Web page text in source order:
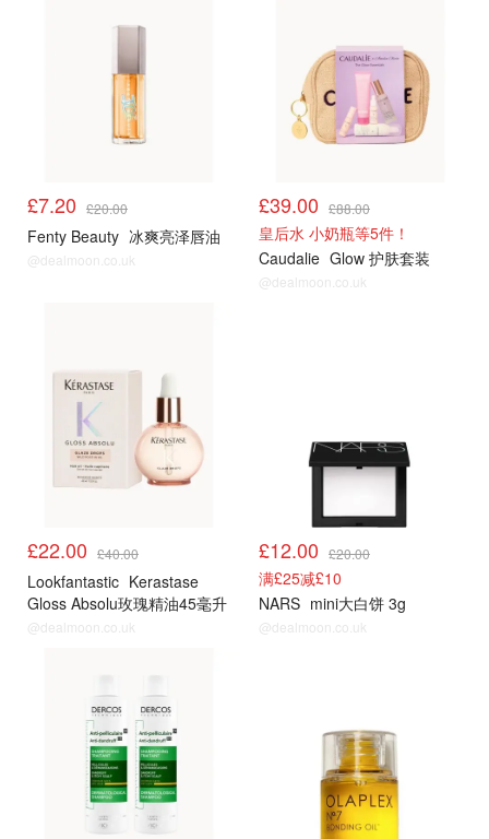
£7.20 £20.00
Fenty Beauty 冰爽亮泽唇油
@dealmoon.co.uk
£39.00 £88.00
皇后水 小奶瓶等5件！
Caudalie Glow 护肤套装
@dealmoon.co.uk
£22.00 £40.00
Lookfantastic Kerastase
Gloss Absolu玫瑰精油45毫升
@dealmoon.co.uk
£12.00 £20.00
满£25减£10
NARS mini大白饼 3g
@dealmoon.co.uk